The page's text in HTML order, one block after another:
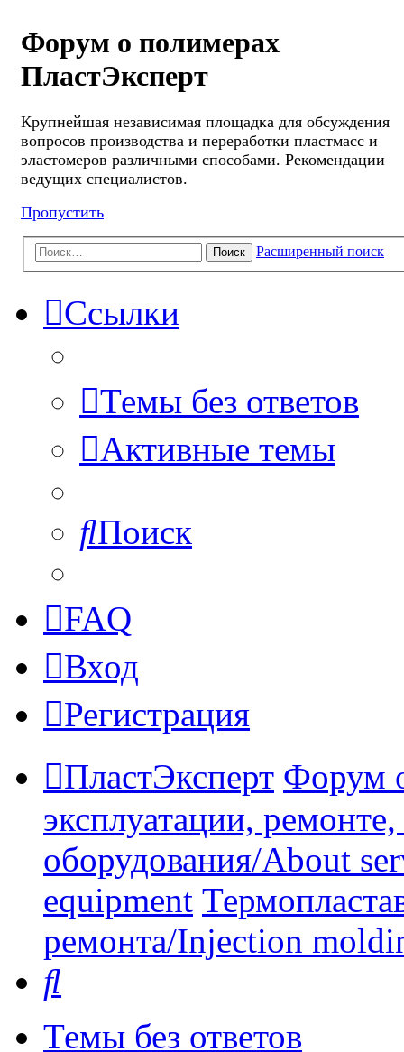
Форум о полимерах
ПластЭксперт
Крупнейшая независимая площадка для обсуждения
вопросов производства и переработки пластмасс и
эластомеров различными способами. Рекомендации
ведущих специалистов.
Пропустить
Поиск Расширенный поиск
Ссылки
Темы без ответов
Активные темы
Поиск
FAQ
Вход
Регистрация
ПластЭксперт Форум
эксплуатации,
оборудования/About
equipment
ремонта/Injection
Темы без ответов